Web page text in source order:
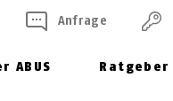
ABUS Ratgeber
Anfrage